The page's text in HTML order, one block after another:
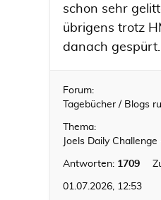
schon sehr
übrigens trotz
danach
Forum:
Tagebücher / Blogs
Thema:
Joels Daily
Antworten: 1709
01.07.2026, 12:53